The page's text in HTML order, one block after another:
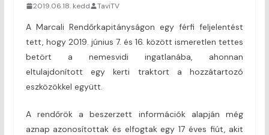
2019.06.18. kedd TaviTV
A Marcali Rendőrkapitányságon egy férfi feljelentést
tett, hogy 2019. június 7. és 16. között ismeretlen tettes
betört a nemesvidi ingatlanába, ahonnan
eltulajdonított egy kerti traktort a hozzátartozó
eszközökkel együtt.
A rendőrök a beszerzett információk alapján még
aznap azonosítottak és elfogtak egy 17 éves fiút, akit